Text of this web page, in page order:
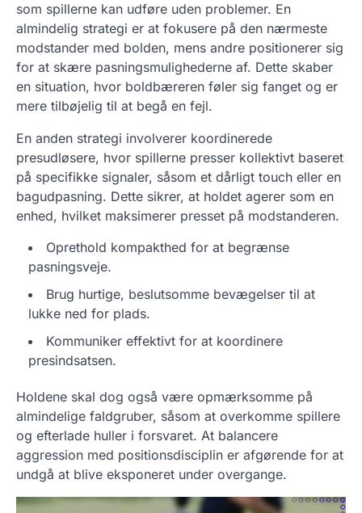
som spillerne kan udføre uden problemer. En
almindelig strategi er at fokusere på den nærmeste
modstander med bolden, mens andre positionerer sig
for at skære pasningsmulighederne af. Dette skaber
en situation, hvor boldbæreren føler sig fanget og er
mere tilbøjelig til at begå en fejl.
En anden strategi involverer koordinerede
presudløsere, hvor spillerne presser kollektivt baseret
på specifikke signaler, såsom et dårligt touch eller en
bagudpasning. Dette sikrer, at holdet agerer som en
enhed, hvilket maksimerer presset på modstanderen.
Oprethold kompakthed for at begrænse
pasningsveje.
Brug hurtige, beslutsomme bevægelser til at
lukke ned for plads.
Kommuniker effektivt for at koordinere
presindsatsen.
Holdene skal dog også være opmærksomme på
almindelige faldgruber, såsom at overkomme spillere
og efterlade huller i forsvaret. At balancere
aggression med positionsdisciplin er afgørende for at
undgå at blive eksponeret under overgange.